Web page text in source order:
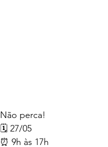
Não perca!
🗓️ 27/05
⏰ 9h às 17h